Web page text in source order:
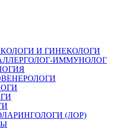
И ГИНЕКОЛОГИ
ИММУНОЛОГ
(ЛОР)